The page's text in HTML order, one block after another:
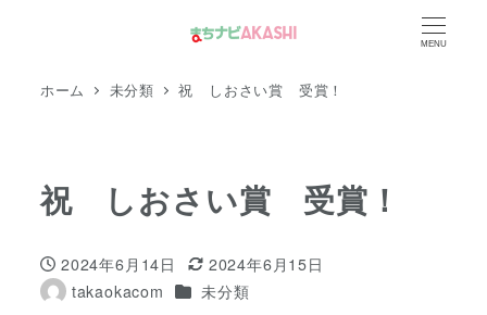
MENU
ホーム 未分類 祝 しおさい賞 受賞！
祝 しおさい賞 受賞！
投稿日
2024年6月14日
更新日
2024年6月15日
著
takaokacom カテゴリー
未分類